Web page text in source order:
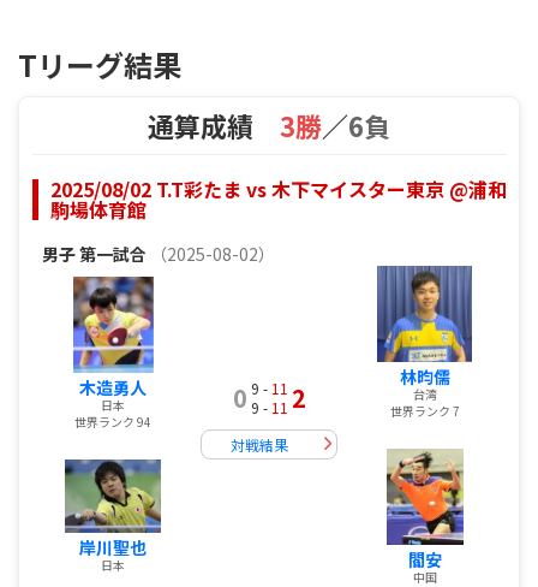
Tリーグ結果
通算成績 3勝／6負
2025/08/02 T.T彩たま vs 木下マイスター東京 @浦和
駒場体育館
男子第一試合 （2025-08-02）
木造勇人
日本
世界ランク 94
岸川聖也
日本
0 9 - 11
9 - 11 2
対戦結果
林昀儒
台湾
世界ランク 7
閻安
中国